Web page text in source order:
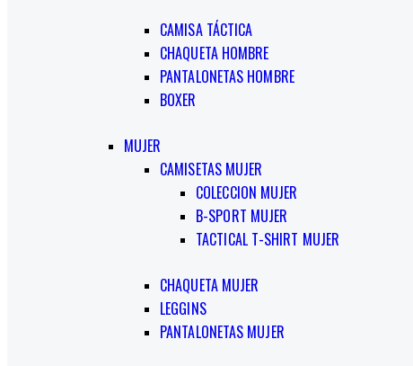
CAMISA TÁCTICA
CHAQUETA HOMBRE
PANTALONETAS HOMBRE
BOXER
MUJER
CAMISETAS MUJER
COLECCION MUJER
B-SPORT MUJER
TACTICAL T-SHIRT MUJER
CHAQUETA MUJER
LEGGINS
PANTALONETAS MUJER